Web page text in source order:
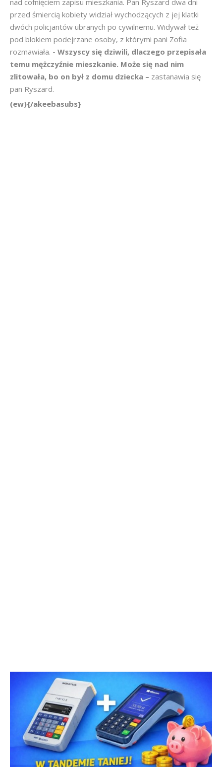
przed śmiercią kobiety widział wychodzących z jej klatki
dwóch policjantów ubranych po cywilnemu. Widywał też
pod blokiem podejrzane osoby, z którymi pani Zofia
rozmawiała. - Wszyscy się dziwili, dlaczego przepisała
temu mężczyźnie mieszkanie. Może się nad nim
zlitowała, bo on był z domu dziecka – zastanawia się
pan Ryszard.
(ew){/akeebasubs}